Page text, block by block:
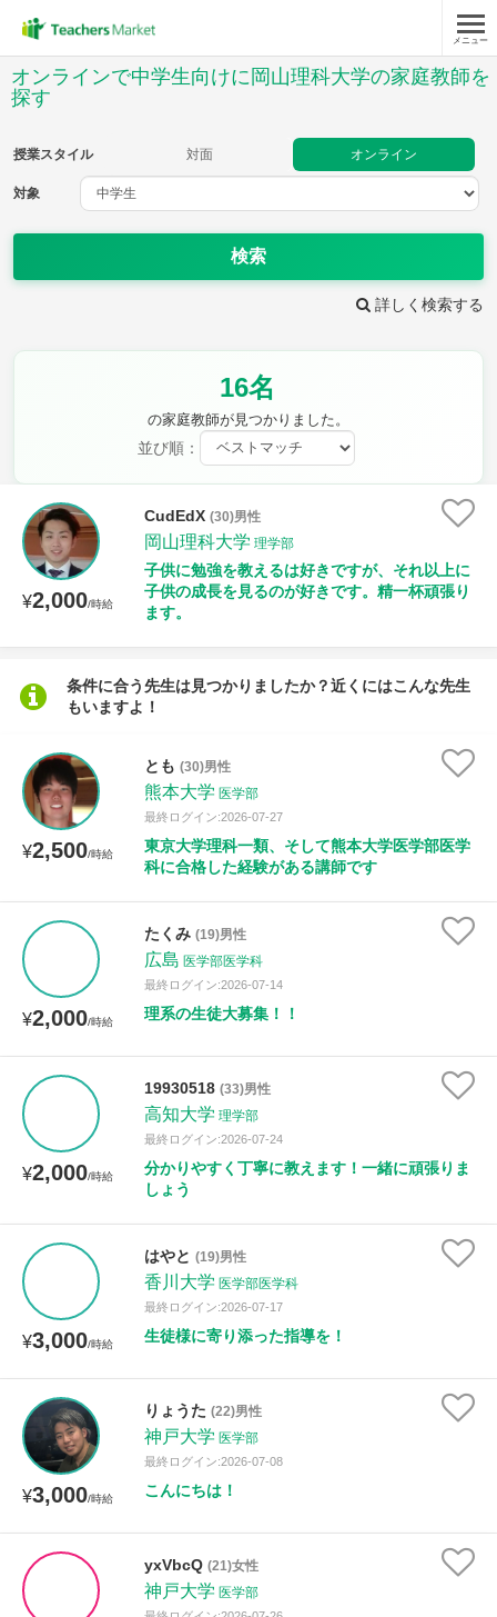
メニュー
オンラインで中学生向けに岡山理科大学の家庭教師を
探す
授業スタイル 対面 オンライン
対象
検索
詳しく検索する
16名
の家庭教師が見つかりました。
並び順：
¥2,000/時給
CudEdX (30)男性
岡山理科大学 理学部
子供に勉強を教えるは好きですが、それ以上に
子供の成長を見るのが好きです。精一杯頑張り
ます。
条件に合う先生は見つかりましたか？近くにはこんな先生
もいますよ！
¥2,500/時給
とも (30)男性
熊本大学 医学部
最終ログイン:2026-07-27
東京大学理科一類、そして熊本大学医学部医学
科に合格した経験がある講師です
¥2,000/時給
たくみ (19)男性
広島 医学部医学科
最終ログイン:2026-07-14
理系の生徒大募集！！
¥2,000/時給
19930518 (33)男性
高知大学 理学部
最終ログイン:2026-07-24
分かりやすく丁寧に教えます！一緒に頑張りま
しょう
¥3,000/時給
はやと (19)男性
香川大学 医学部医学科
最終ログイン:2026-07-17
生徒様に寄り添った指導を！
¥3,000/時給
りょうた (22)男性
神戸大学 医学部
最終ログイン:2026-07-08
こんにちは！
yxVbcQ (21)女性
神戸大学 医学部
対象
地理
時給：¥1,000 ～ ¥10,000
授業可能日
月曜日 火曜日
所属大学
年齢：18-101歳